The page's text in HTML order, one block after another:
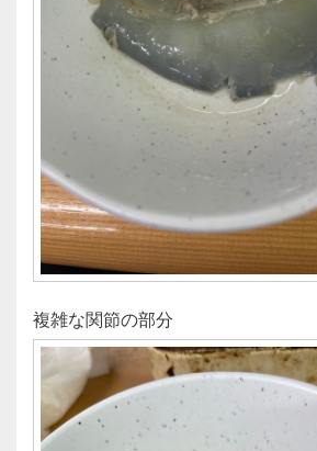
複雑な関節の部分